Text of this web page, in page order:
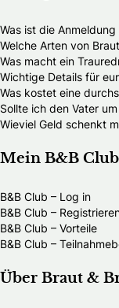
Was ist die
Welche Arten von
Was macht ein
Wichtige Details für
Was kostet eine
Sollte ich den Vater
Wieviel Geld schenkt
Mein B&B Club
B&B Club – Log in
B&B Club –
B&B Club – Vorteile
B&B Club –
Über Braut &